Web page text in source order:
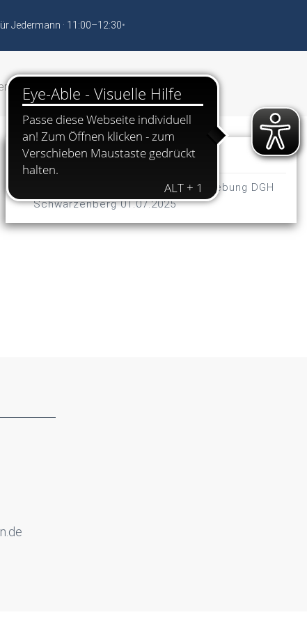
Jedermann · 11:00–12:30•
vom 01.07.2025
Dokumente
Benutzungs- und Tarifordnung Anhebung DGH
Schwarzenberg 01.07.2025